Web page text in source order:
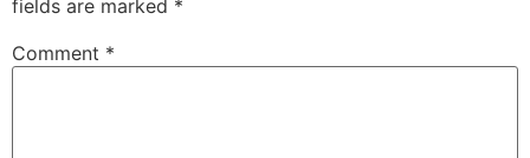
fields are marked *
Comment *